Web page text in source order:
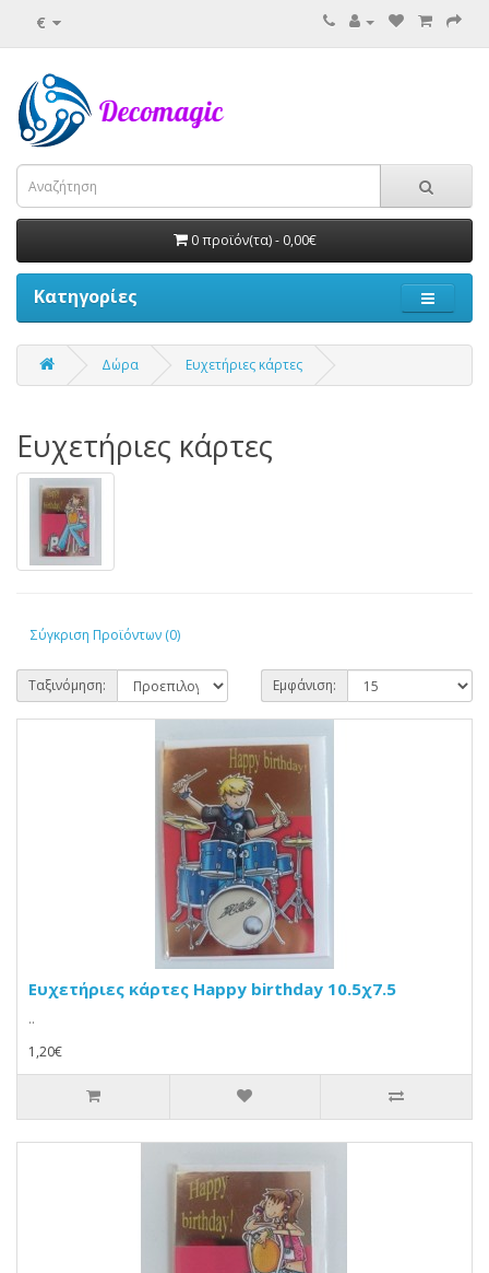
€
0 προϊόν(τα) - 0,00€
Κατηγορίες
Δώρα Ευχετήριες κάρτες
Ευχετήριες κάρτες
Σύγκριση Προϊόντων (0)
Ταξινόμηση: Εμφάνιση:
Ευχετήριες κάρτες Happy birthday 10.5χ7.5
..
1,20€